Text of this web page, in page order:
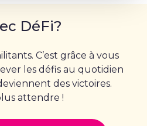
DéFi?
C’est grâce à vous
les défis au quotidien
des victoires.
attendre !